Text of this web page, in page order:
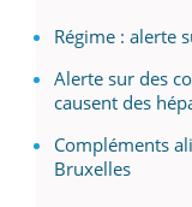
Régime : alerte
Alerte sur des
causent des
Compléments
Bruxelles